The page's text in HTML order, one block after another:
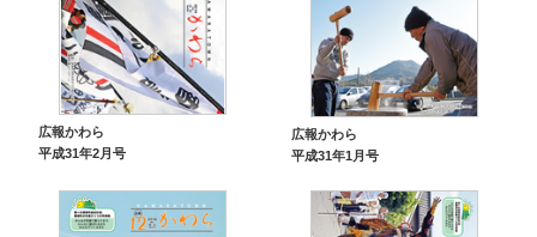
広報かわら
平成31年2月号
広報かわら
平成31年1月号